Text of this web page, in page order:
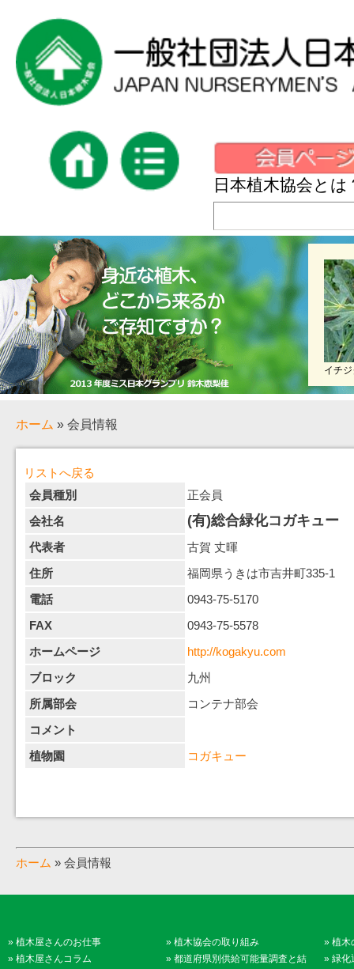
日本植木協会とは
イチ
ホーム » 会員情報
リストへ戻る
会員種別
正会員
会社名
(有)総合緑化コガキュー
代表者
古賀 丈暉
住所
福岡県うきは市吉井町335-1
電話
0943-75-5170
FAX
0943-75-5578
ホームページ
http://kogakyu.com
ブロック
九州
所属部会
コンテナ部会
コメント
植物園
コガキュー
ホーム » 会員情報
» 植木屋さんのお仕事
» 植木屋さんコラム
» 植木協会の取り組み
» 都道府県別供給可能量調査と結
» 植木
» 緑化